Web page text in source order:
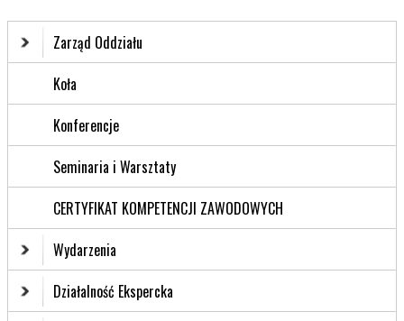
Zarząd Oddziału
Koła
Konferencje
Seminaria i Warsztaty
CERTYFIKAT KOMPETENCJI ZAWODOWYCH
Wydarzenia
Działalność Ekspercka